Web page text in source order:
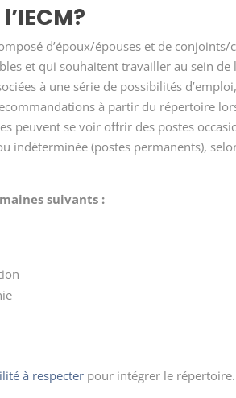
d’époux/épouses et de
et qui souhaitent travailler au sein de
à une série de possibilités
à partir du répertoire
peuvent se voir offrir des postes
indéterminée (postes permanents),
suivants :
à respecter pour intégrer le répertoire.